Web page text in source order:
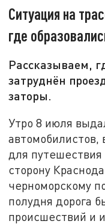
Ситуация на
где
Рассказываем,
затруднён
заторы.
Утро 8 июля
для
сторону
черноморскому
полудня дорога
происшествий и